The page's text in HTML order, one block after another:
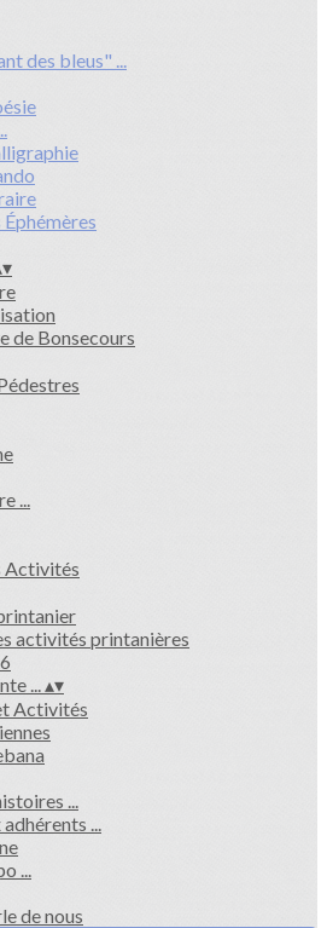
des bleus" ...
▾
de Bonsecours
...
Activités
activités printanières
...▴▾
Activités
...
...
...
de nous